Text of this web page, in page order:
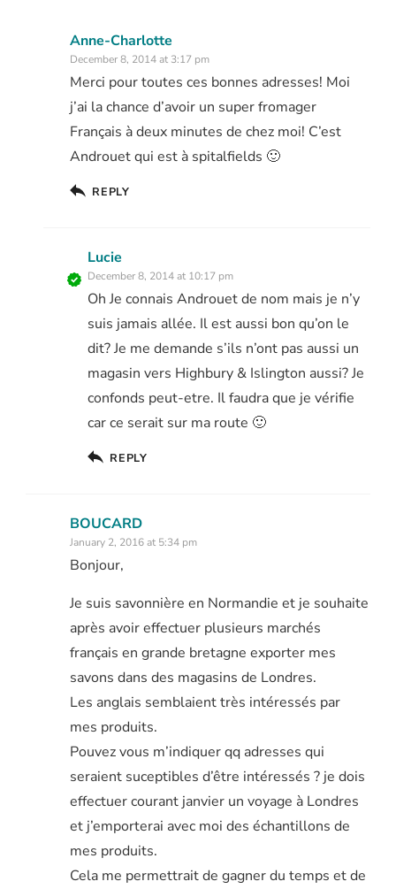
Anne-Charlotte
December 8, 2014 at 3:17 pm
Merci pour toutes ces bonnes adresses! Moi
j’ai la chance d’avoir un super fromager
Français à deux minutes de chez moi! C’est
Androuet qui est à spitalfields 🙂
REPLY
Lucie
December 8, 2014 at 10:17 pm
Oh Je connais Androuet de nom mais je n’y
suis jamais allée. Il est aussi bon qu’on le
dit? Je me demande s’ils n’ont pas aussi un
magasin vers Highbury & Islington aussi? Je
confonds peut-etre. Il faudra que je vérifie
car ce serait sur ma route 🙂
REPLY
BOUCARD
January 2, 2016 at 5:34 pm
Bonjour,
Je suis savonnière en Normandie et je souhaite
après avoir effectuer plusieurs marchés
français en grande bretagne exporter mes
savons dans des magasins de Londres.
Les anglais semblaient très intéressés par
mes produits.
Pouvez vous m’indiquer qq adresses qui
seraient suceptibles d’être intéressés ? je dois
effectuer courant janvier un voyage à Londres
et j’emporterai avec moi des échantillons de
mes produits.
Cela me permettrait de gagner du temps et de